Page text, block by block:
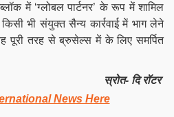
में ‘ग्लोबल पार्टनर’ के रूप में शामिल
भी संयुक्त सैन्य कार्रवाई में भाग लेने
पूरी तरह से ब्रुसेल्स में के लिए समर्पित
स्रोत- दि रॉटर
News Here